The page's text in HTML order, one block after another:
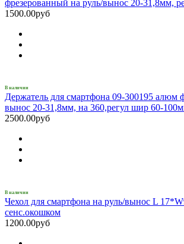
фрезерованный на руль/вынос 20-31,8мм,
1500.00руб
В наличии
Держатель для смартфона 09-300195 алюм
вынос 20-31,8мм, на 360,регул шир 60-
2500.00руб
В наличии
Чехол для смартфона на руль/вынос L
сенс.окошком
1200.00руб